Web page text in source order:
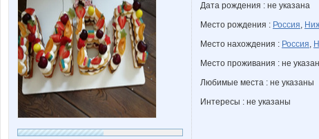
Дата рождения : не указана
Место рождения : Россия,
Место нахождения : Россия,
Место проживания : не
Любимые места : не указаны
Интересы : не указаны